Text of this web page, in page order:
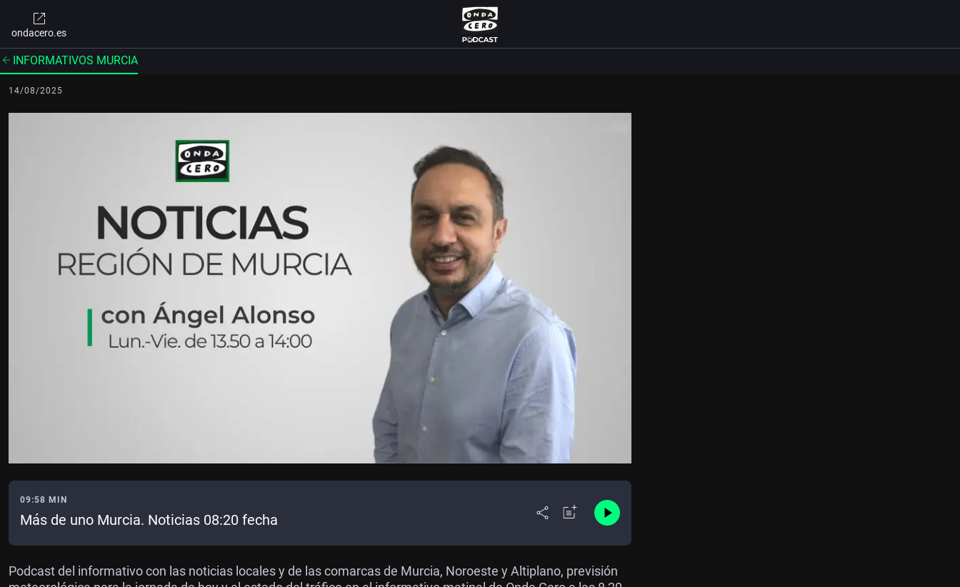
ondacero.es
INFORMATIVOS MURCIA
14/08/2025
09:58 MIN
Más de uno Murcia. Noticias 08:20 fecha
Podcast del informativo con las noticias locales y de las comarcas de Murcia, Noroeste y Altiplano, previsión